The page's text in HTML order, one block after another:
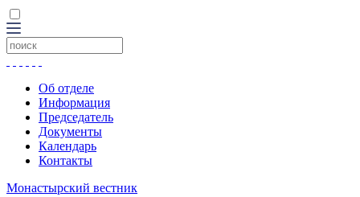
Об отделе
Информация
Председатель
Документы
Календарь
Контакты
Монастырский вестник